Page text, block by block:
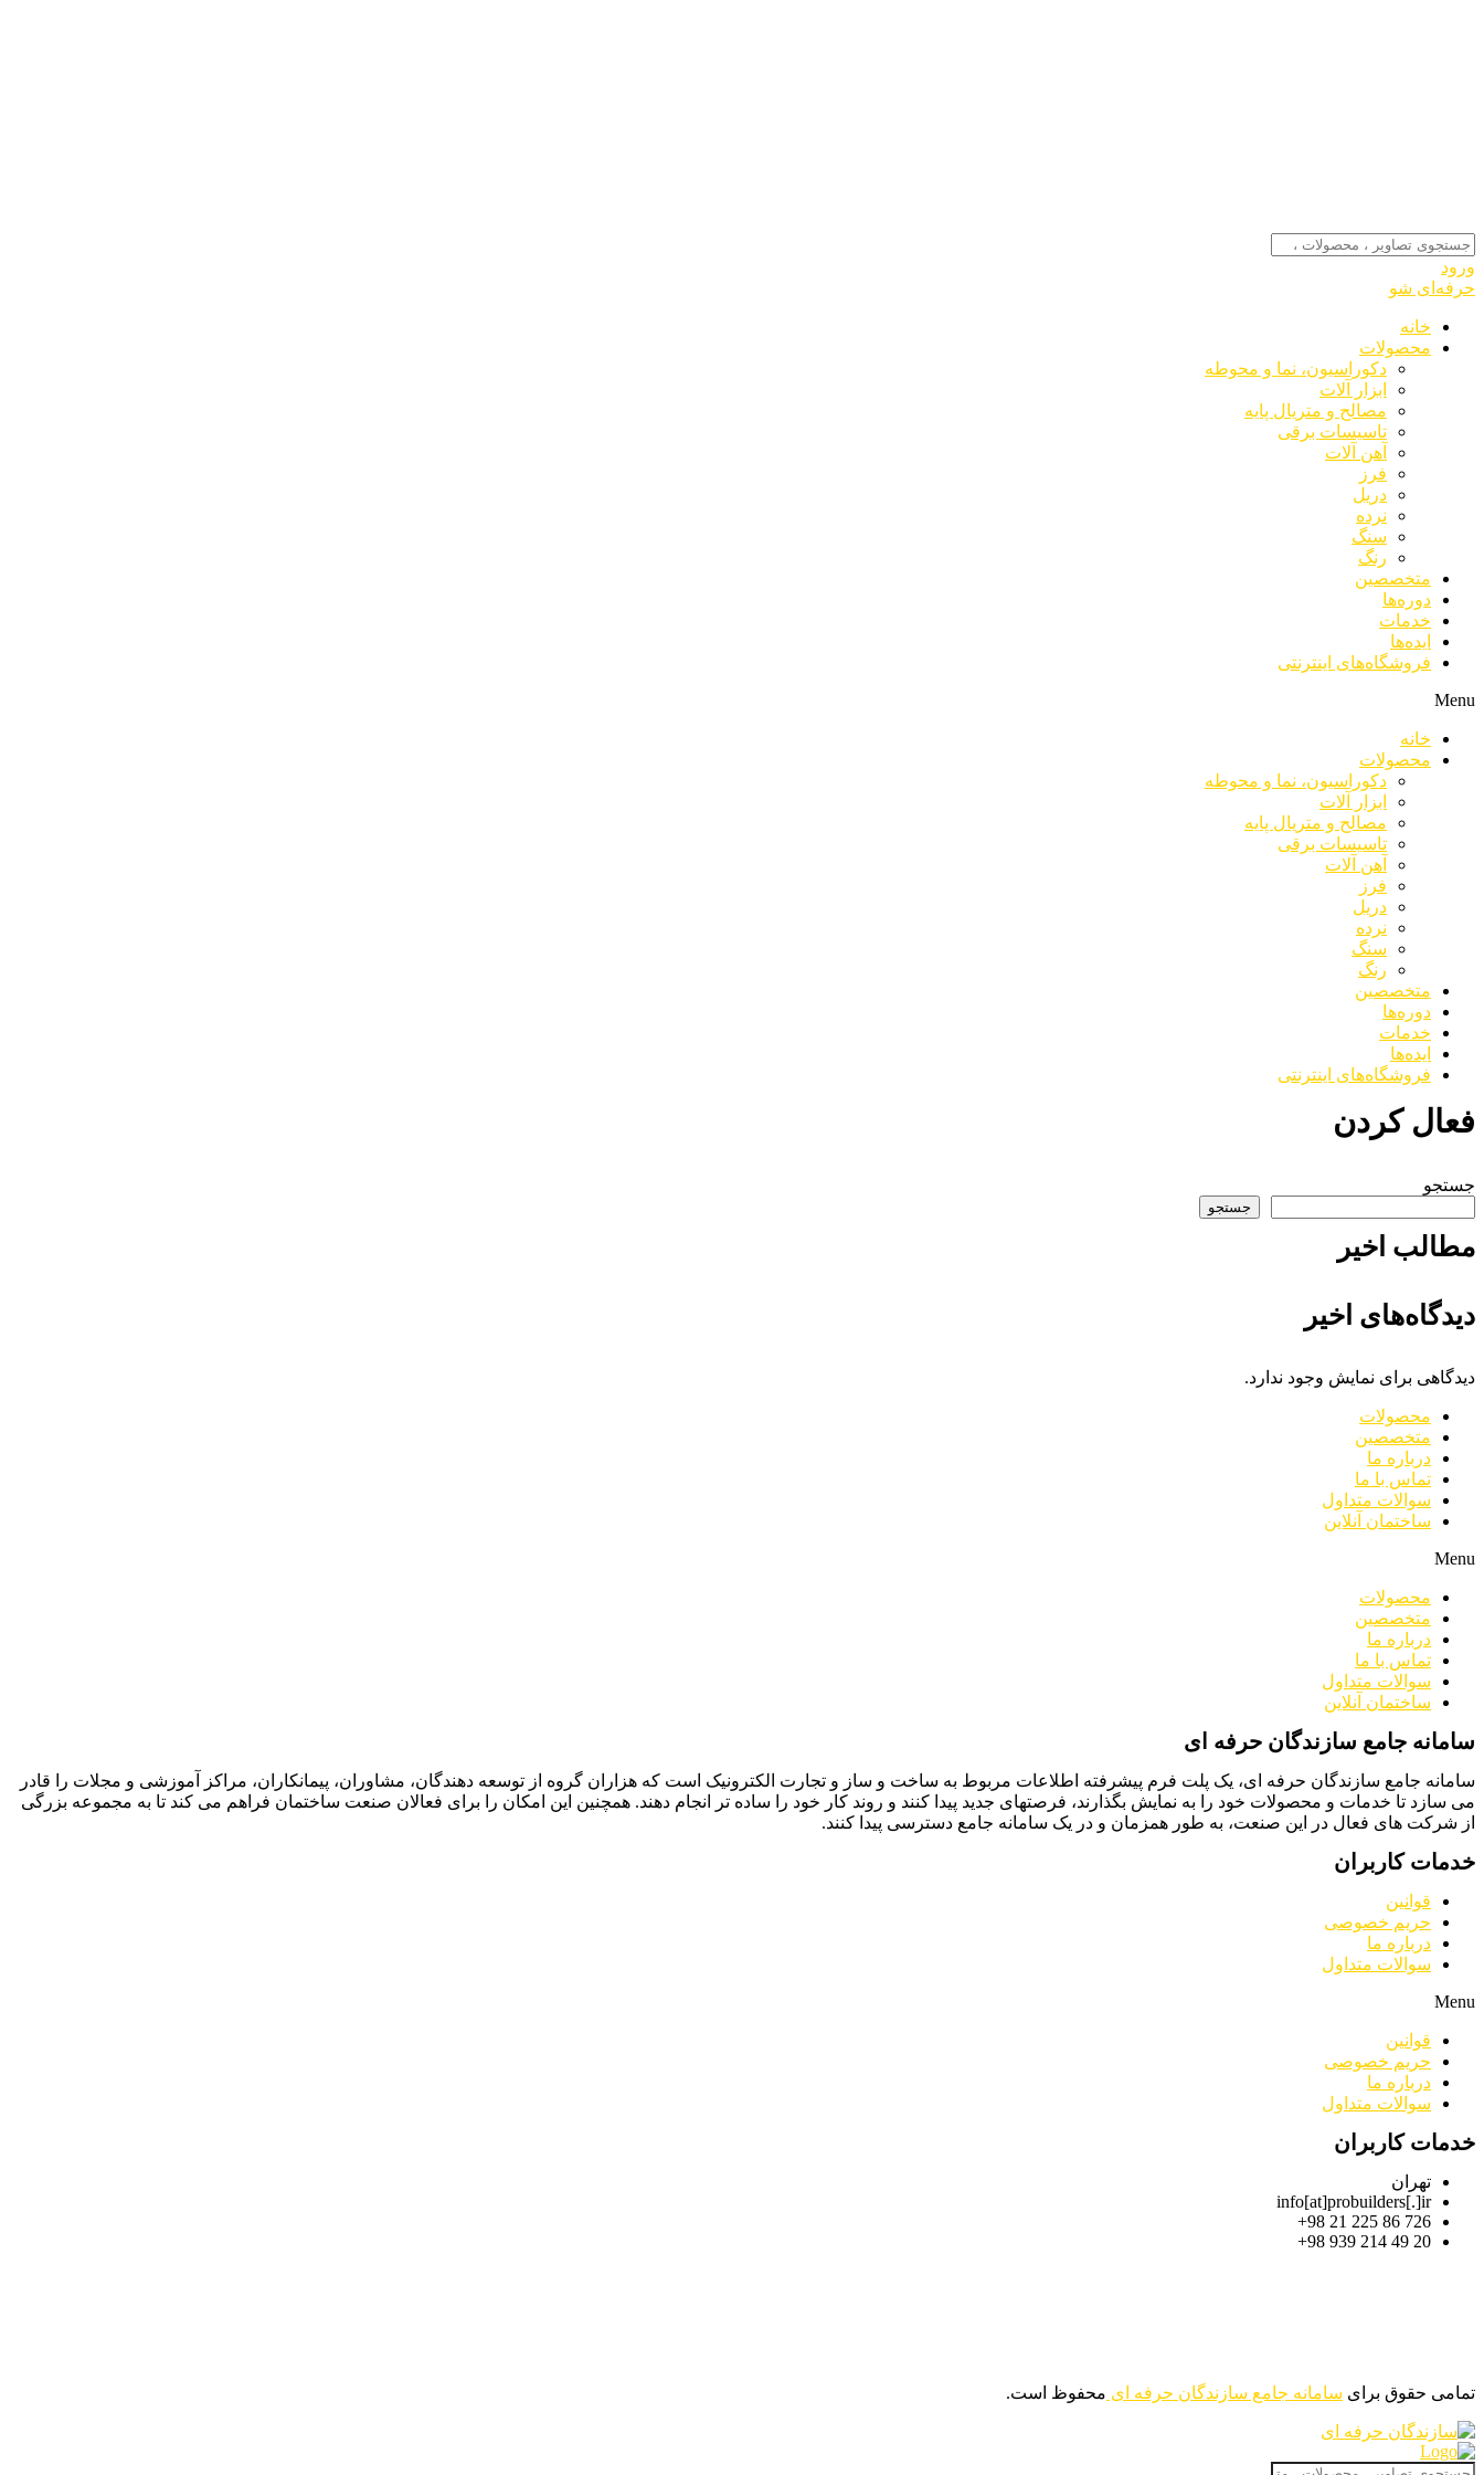
ورود
حرفه‌ای شو
خانه
محصولات
دکوراسیون، نما و محوطه
ابزار آلات
مصالح و متریال پایه
تاسیسات برقی
آهن آلات
فرز
دریل
نرده
سنگ
رنگ
متخصصین
دوره‌ها
خدمات
ایده‌ها
فروشگاه‌های اینترنتی
Menu
خانه
محصولات
دکوراسیون، نما و محوطه
ابزار آلات
مصالح و متریال پایه
تاسیسات برقی
آهن آلات
فرز
دریل
نرده
سنگ
رنگ
متخصصین
دوره‌ها
خدمات
ایده‌ها
فروشگاه‌های اینترنتی
فعال کردن
جستجو
جستجو
مطالب اخیر
دیدگاه‌های اخیر
دیدگاهی برای نمایش وجود ندارد.
محصولات
متخصصین
درباره ما
تماس با ما
سوالات متداول
ساختمان آنلاین
Menu
محصولات
متخصصین
درباره ما
تماس با ما
سوالات متداول
ساختمان آنلاین
سامانه جامع سازندگان حرفه ای
سامانه جامع سازندگان حرفه ای، یک پلت فرم پیشرفته اطلاعات مربوط به ساخت و ساز و تجارت الکترونیک است که هزاران گروه از توسعه دهندگان، مشاوران، پیمانکاران، مراکز آموزشی و مجلات را قادر
می سازد تا خدمات و محصولات خود را به نمایش بگذارند، فرصتهای جدید پیدا کنند و روند کار خود را ساده تر انجام دهند. همچنین این امکان را برای فعالان صنعت ساختمان فراهم می کند تا به مجموعه بزرگی
از شرکت های فعال در این صنعت، به طور همزمان و در یک سامانه جامع دسترسی پیدا کنند.
خدمات کاربران
قوانین
حریم خصوصی
درباره ما
سوالات متداول
Menu
قوانین
حریم خصوصی
درباره ما
سوالات متداول
خدمات کاربران
تهران
info[at]probuilders[.]ir
726 86 225 21 98+
20 49 214 939 98+
تمامی حقوق برای سامانه جامع سازندگان حرفه ای محفوظ است.